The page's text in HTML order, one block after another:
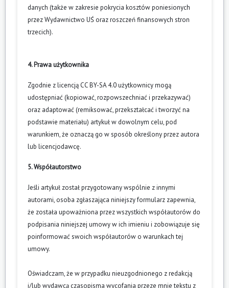
danych (także w zakresie pokrycia kosztów poniesionych
przez Wydawnictwo UŚ oraz roszczeń finansowych stron
trzecich).
4. Prawa użytkownika
Zgodnie z licencją CC BY-SA 4.0 użytkownicy mogą
udostępniać (kopiować, rozpowszechniać i przekazywać)
oraz adaptować (remiksować, przekształcać i tworzyć na
podstawie materiału) artykuł w dowolnym celu, pod
warunkiem, że oznaczą go w sposób określony przez autora
lub licencjodawcę.
5. Współautorstwo
Jeśli artykuł został przygotowany wspólnie z innymi
autorami, osoba zgłaszająca niniejszy formularz zapewnia,
że została upoważniona przez wszystkich współautorów do
podpisania niniejszej umowy w ich imieniu i zobowiązuje się
poinformować swoich współautorów o warunkach tej
umowy.
Oświadczam, że w przypadku nieuzgodnionego z redakcją
i/lub wydawcą czasopisma wycofania przeze mnie tekstu z